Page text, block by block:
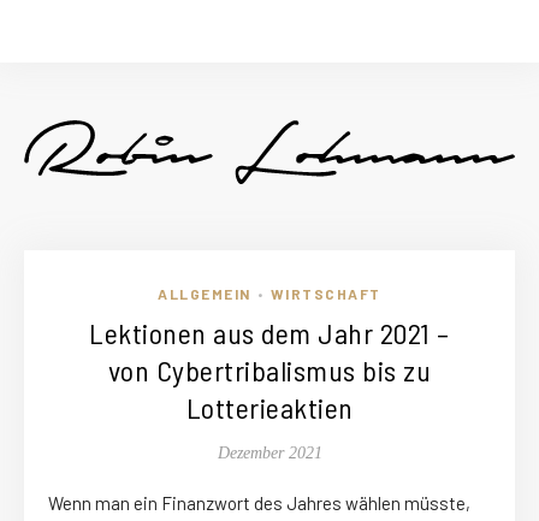
ALLGEMEIN • WIRTSCHAFT
Lektionen aus dem Jahr 2021 –
von Cybertribalismus bis zu
Lotterieaktien
Dezember 2021
Wenn man ein Finanzwort des Jahres wählen müsste,